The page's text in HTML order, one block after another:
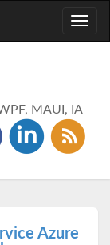
MAUI, IA
Azure